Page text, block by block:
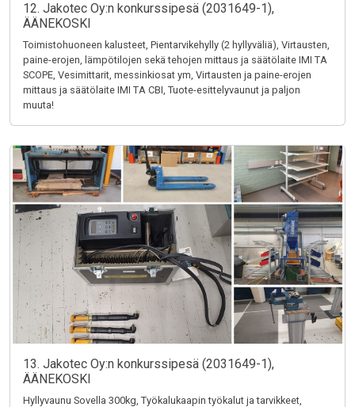
12. Jakotec Oy:n konkurssipesä (2031649-1),
ÄÄNEKOSKI
Toimistohuoneen kalusteet, Pientarvikehylly (2 hyllyväliä), Virtausten,
paine-erojen, lämpötilojen sekä tehojen mittaus ja säätölaite IMI TA
SCOPE, Vesimittarit, messinkiosat ym, Virtausten ja paine-erojen
mittaus ja säätölaite IMI TA CBI, Tuote-esittelyvaunut ja paljon
muuta!
13. Jakotec Oy:n konkurssipesä (2031649-1),
ÄÄNEKOSKI
Hyllyvaunu Sovella 300kg, Työkalukaapin työkalut ja tarvikkeet,